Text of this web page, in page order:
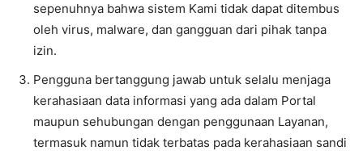
sepenuhnya bahwa sistem Kami tidak dapat ditembus
oleh virus, malware, dan gangguan dari pihak tanpa
izin.
Pengguna bertanggung jawab untuk selalu menjaga
kerahasiaan data informasi yang ada dalam Portal
maupun sehubungan dengan penggunaan Layanan,
termasuk namun tidak terbatas pada kerahasiaan sandi